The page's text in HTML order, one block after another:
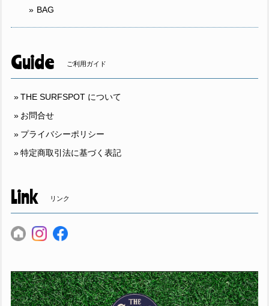
BAG
Guide ご利用ガイド
THE SURFSPOT について
お問合せ
プライバシーポリシー
特定商取引法に基づく表記
Link リンク